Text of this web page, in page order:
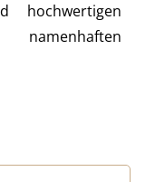
hochwertigen